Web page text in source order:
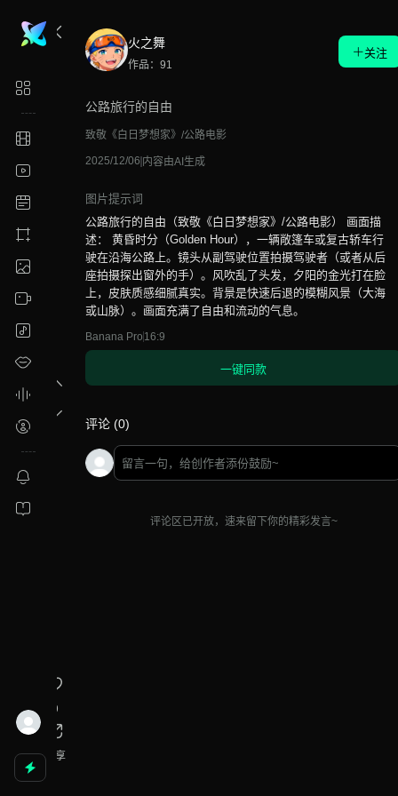
0
分享
火之舞
作品：91
关注
公路旅行的自由
致敬《白日梦想家》/公路电影
2025/12/06 内容由AI生成
图片提示词
公路旅行的自由（致敬《白日梦想家》/公路电影） 画面描
述： 黄昏时分（Golden Hour），一辆敞篷车或复古轿车行
驶在沿海公路上。镜头从副驾驶位置拍摄驾驶者（或者从后
座拍摄探出窗外的手）。风吹乱了头发，夕阳的金光打在脸
上，皮肤质感细腻真实。背景是快速后退的模糊风景（大海
或山脉）。画面充满了自由和流动的气息。
Banana Pro 16:9
一键同款
评论 (0)
评论区已开放，速来留下你的精彩发言~